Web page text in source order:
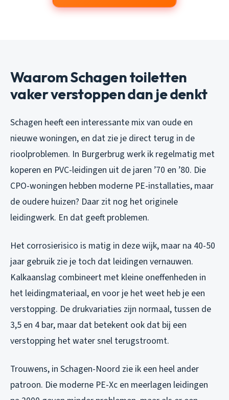
Waarom Schagen toiletten
vaker verstoppen dan je denkt
Schagen heeft een interessante mix van oude en
nieuwe woningen, en dat zie je direct terug in de
rioolproblemen. In Burgerbrug werk ik regelmatig met
koperen en PVC-leidingen uit de jaren ’70 en ’80. Die
CPO-woningen hebben moderne PE-installaties, maar
de oudere huizen? Daar zit nog het originele
leidingwerk. En dat geeft problemen.
Het corrosierisico is matig in deze wijk, maar na 40-50
jaar gebruik zie je toch dat leidingen vernauwen.
Kalkaanslag combineert met kleine oneffenheden in
het leidingmateriaal, en voor je het weet heb je een
verstopping. De drukvariaties zijn normaal, tussen de
3,5 en 4 bar, maar dat betekent ook dat bij een
verstopping het water snel terugstroomt.
Trouwens, in Schagen-Noord zie ik een heel ander
patroon. Die moderne PE-Xc en meerlagen leidingen